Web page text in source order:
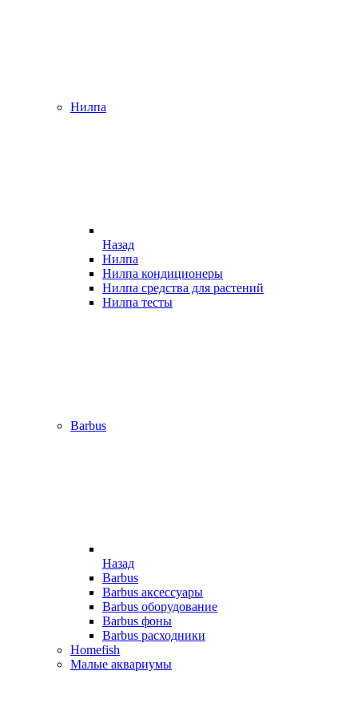
Нилпа
Назад
Нилпа
Нилпа кондиционеры
Нилпа средства для растений
Нилпа тесты
Barbus
Назад
Barbus
Barbus аксессуары
Barbus оборудование
Barbus фоны
Barbus расходники
Homefish
Малые аквариумы